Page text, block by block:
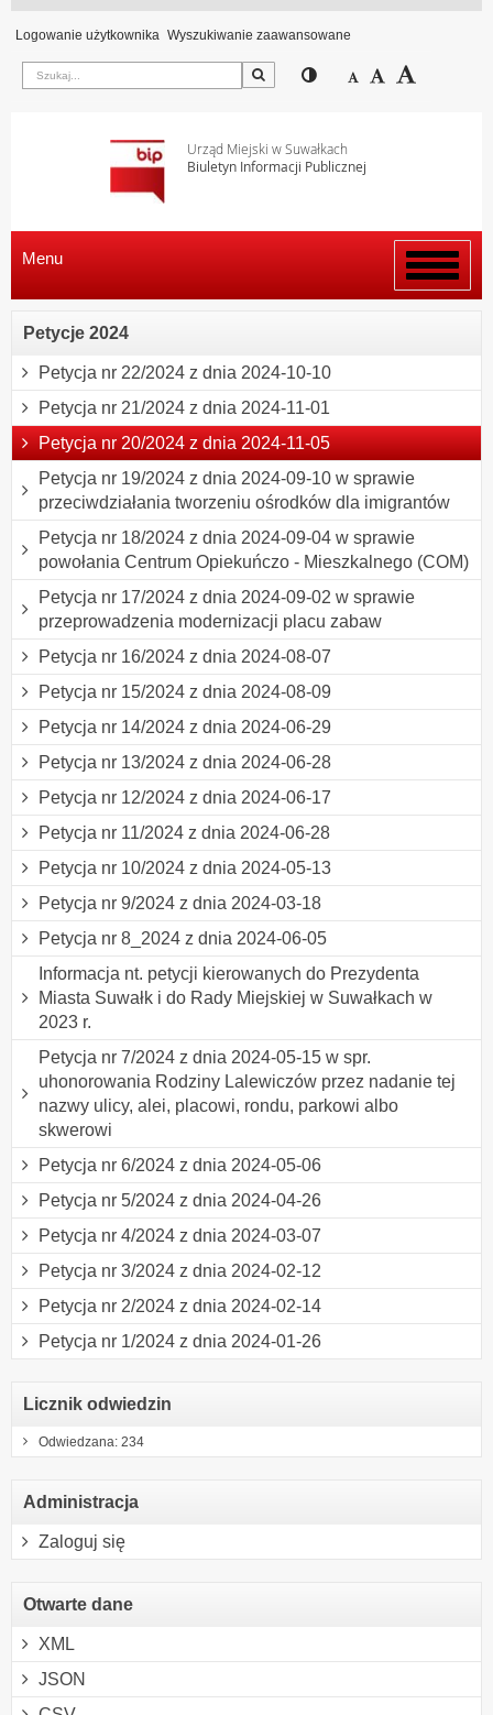
Logowanie użytkownika Wyszukiwanie zaawansowane
Szukaj Przełącz pomiędzy
Zmniejsz
Domyślny
Urząd Miejski w Suwałkach
Biuletyn Informacji Publicznej
Włącz
menu
Menu
Petycje 2024
Petycja nr 22/2024 z dnia 2024-10-10
Petycja nr 21/2024 z dnia 2024-11-01
Petycja nr 20/2024 z dnia 2024-11-05
Petycja nr 19/2024 z dnia 2024-09-10 w sprawie
przeciwdziałania tworzeniu ośrodków dla imigrantów
Petycja nr 18/2024 z dnia 2024-09-04 w sprawie
powołania Centrum Opiekuńczo - Mieszkalnego (COM)
Petycja nr 17/2024 z dnia 2024-09-02 w sprawie
przeprowadzenia modernizacji placu zabaw
Petycja nr 16/2024 z dnia 2024-08-07
Petycja nr 15/2024 z dnia 2024-08-09
Petycja nr 14/2024 z dnia 2024-06-29
Petycja nr 13/2024 z dnia 2024-06-28
Petycja nr 12/2024 z dnia 2024-06-17
Petycja nr 11/2024 z dnia 2024-06-28
Petycja nr 10/2024 z dnia 2024-05-13
Petycja nr 9/2024 z dnia 2024-03-18
Petycja nr 8_2024 z dnia 2024-06-05
Informacja nt. petycji kierowanych do Prezydenta
Miasta Suwałk i do Rady Miejskiej w Suwałkach w
2023 r.
Petycja nr 7/2024 z dnia 2024-05-15 w spr.
uhonorowania Rodziny Lalewiczów przez nadanie tej
nazwy ulicy, alei, placowi, rondu, parkowi albo
skwerowi
Petycja nr 6/2024 z dnia 2024-05-06
Petycja nr 5/2024 z dnia 2024-04-26
Petycja nr 4/2024 z dnia 2024-03-07
Petycja nr 3/2024 z dnia 2024-02-12
Petycja nr 2/2024 z dnia 2024-02-14
Petycja nr 1/2024 z dnia 2024-01-26
Licznik odwiedzin
Odwiedzana: 234
Administracja
Zaloguj się
Otwarte dane
XML
JSON